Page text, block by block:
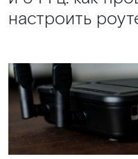
настроить